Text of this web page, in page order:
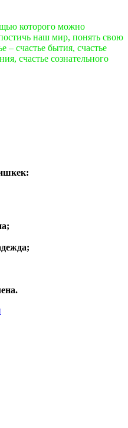
которого можно
наш мир, понять свою
– счастье бытия, счастье
счастье сознательного
: